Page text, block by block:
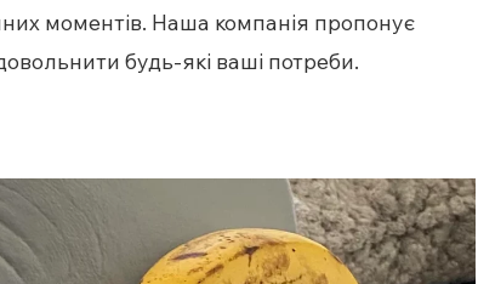
моментів. Наша компанія пропонує
будь-які ваші потреби.